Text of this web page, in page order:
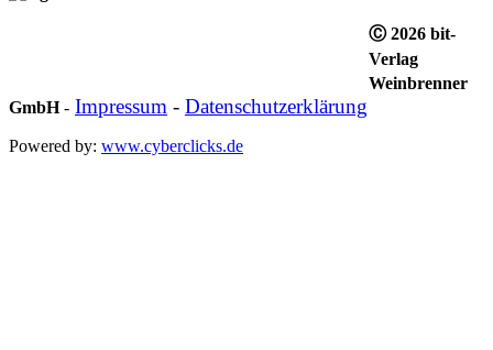
Ⓒ 2026 bit-
Verlag
Weinbrenner
GmbH- Impressum - Datenschutzerklärung
Powered by: www.cyberclicks.de